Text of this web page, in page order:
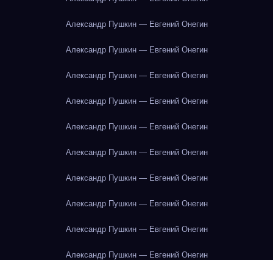
Александр Пушкин — Евгений Онегин
Александр Пушкин — Евгений Онегин
Александр Пушкин — Евгений Онегин
Александр Пушкин — Евгений Онегин
Александр Пушкин — Евгений Онегин
Александр Пушкин — Евгений Онегин
Александр Пушкин — Евгений Онегин
Александр Пушкин — Евгений Онегин
Александр Пушкин — Евгений Онегин
Александр Пушкин — Евгений Онегин